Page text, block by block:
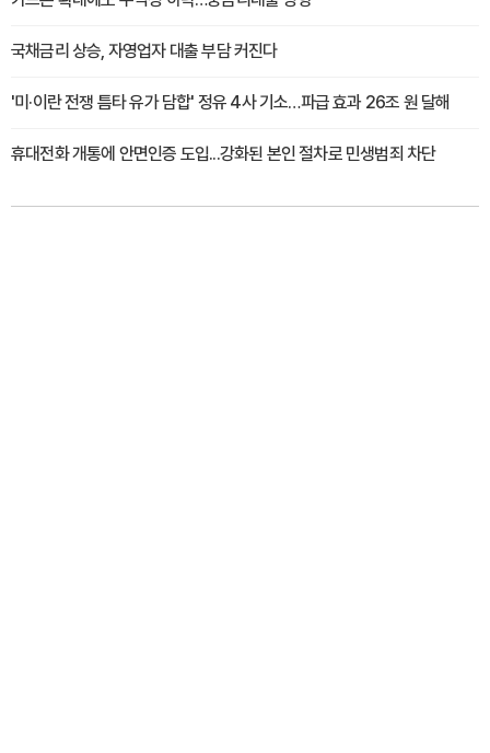
국채금리 상승, 자영업자 대출 부담 커진다
'미·이란 전쟁 틈타 유가 담합' 정유 4사 기소…파급 효과 26조 원 달해
휴대전화 개통에 안면인증 도입...강화된 본인 절차로 민생범죄 차단